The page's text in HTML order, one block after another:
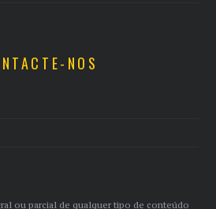
NOS
ou parcial de qualquer tipo de conteúdo